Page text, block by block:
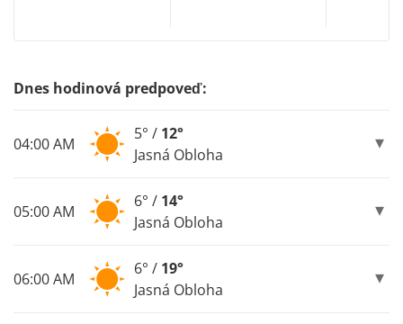
Dnes hodinová predpoveď:
04:00 AM
5° / 12°
Jasná Obloha
05:00 AM
6° / 14°
Jasná Obloha
06:00 AM
6° / 19°
Jasná Obloha